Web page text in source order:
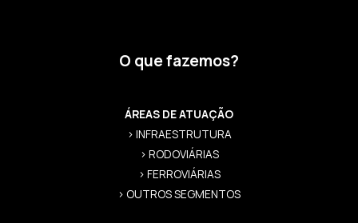
O que fazemos?
ÁREAS DE ATUAÇÃO
> INFRAESTRUTURA
> RODOVIÁRIAS
> FERROVIÁRIAS
> OUTROS SEGMENTOS